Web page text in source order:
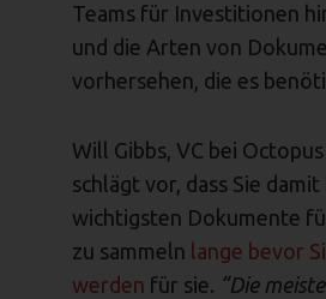
Teams für Investitionen
und die Arten von
vorhersehen, die es
Will Gibbs, VC bei
schlägt vor, dass Sie
wichtigsten Dokumente
zu sammeln lange bevor
werden für sie. “Die